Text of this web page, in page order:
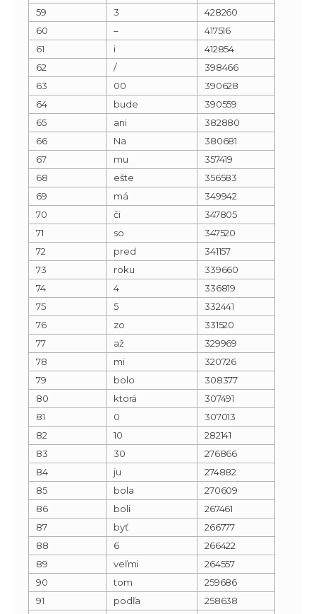
59
3
428260
60
–
417516
61
i
412854
62
/
398466
63
00
390628
64
bude
390559
65
ani
382880
66
Na
380681
67
mu
357419
68
ešte
356583
69
má
349942
70
či
347805
71
so
347520
72
pred
341157
73
roku
339660
74
4
336819
75
5
332441
76
zo
331520
77
až
329969
78
mi
320726
79
bolo
308377
80
ktorá
307491
81
0
307013
82
10
282141
83
30
276866
84
ju
274882
85
bola
270609
86
boli
267461
87
byť
266777
88
6
266422
89
veľmi
264557
90
tom
259686
91
podľa
258638